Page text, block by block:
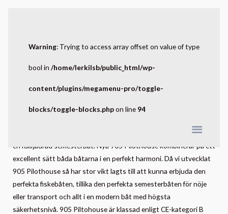
Warning: Trying to access array offset on value of type
bool in /home/lerkilsb/public_html/wp-
content/plugins/megamenu-pro/toggle-
blocks/toggle-blocks.phpon line 94
Quicksilver 905 Pilothouse
Nu behöver du inte längre välja mellan en optimerad fiskebåt och
en fullfjädrad semesterbåt. Nya 905 Pilothouse kombinerar på ett
excellent sätt båda båtarna i en perfekt harmoni. Då vi utvecklat
905 Pilothouse så har stor vikt lagts till att kunna erbjuda den
perfekta fiskebåten, tillika den perfekta semesterbåten för nöje
eller transport och allt i en modern båt med högsta
säkerhetsnivå. 905 Piltohouse är klassad enligt CE-kategori B